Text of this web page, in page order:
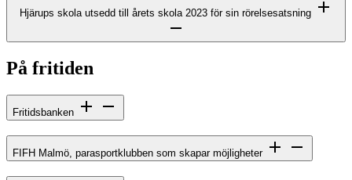
Hjärups skola utsedd till årets skola 2023 för sin rörelsesatsning
På fritiden
Fritidsbanken
FIFH Malmö, parasportklubben som skapar möjligheter